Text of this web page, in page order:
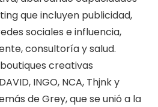
que incluyen publicidad,
sociales e influencia,
consultoría y salud.
creativas
INGO, NCA, Thjnk y
de Grey, que se unió a la